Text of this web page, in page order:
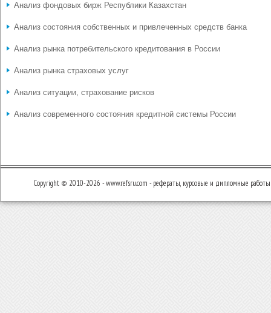
Анализ фондовых бирж Республики Казахстан
Анализ состояния собственных и привлеченных средств банка
Анализ рынка потребительского кредитования в России
Анализ рынка страховых услуг
Анализ ситуации, страхование рисков
Анализ современного состояния кредитной системы России
Copyright © 2010-2026 - www.refsru.com - рефераты, курсовые и дипломные работы